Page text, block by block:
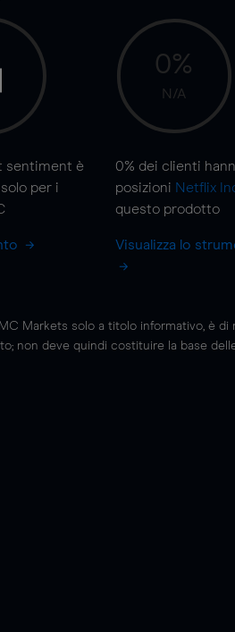
sentiment è
per i
0%
N/A
0% dei clienti
posizioni Netflix
questo prodotto
Visualizza lo
Markets solo a titolo informativo, è
non deve quindi costituire la base